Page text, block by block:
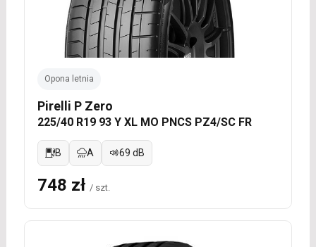
Opona letnia
Pirelli P Zero
225/40 R19 93 Y XL MO PNCS PZ4/SC FR
B A 69 dB
748 zł / szt.